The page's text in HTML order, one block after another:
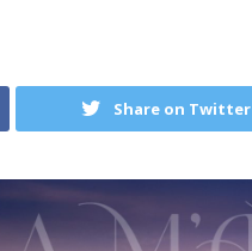
Share on Twitter